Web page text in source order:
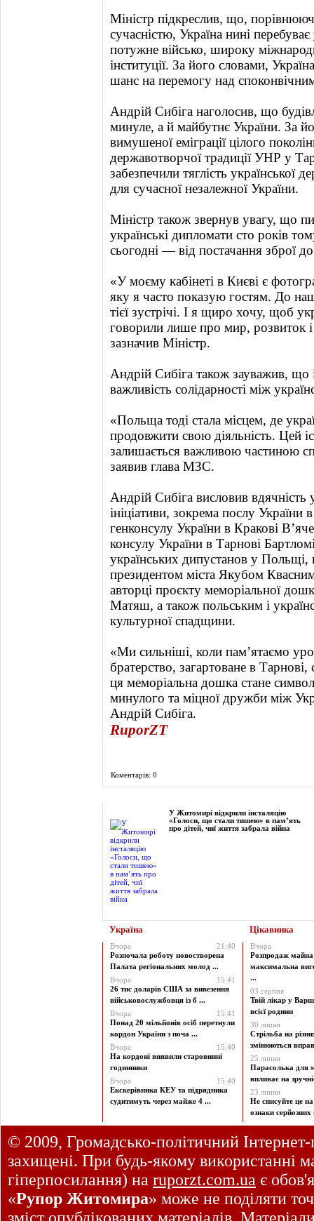
Міністр підкреслив, що,
сучасністю, Україна нині
потужне військо, широку
інституції. За його словами,
шанс на перемогу над
Андрій Сибіга наголосив, що
минуле, а й майбутнє України. За
вимушеної еміграції цілого
державотворчої традиції УНР у
забезпечили тяглість української
для сучасної незалежної України.
Міністр також звернув увагу, що
українські дипломати сто років
сьогодні — від постачання зброї
«У моєму кабінеті в Києві є
яку я часто показую гостям. До
тієї зустрічі. І я щиро хочу, щоб
говорили лише про мир, розвиток
зазначив Міністр.
Андрій Сибіга також зауважив, що
важливість солідарності між
«Польща тоді стала місцем, де
продовжити свою діяльність. Цей
залишається важливою частиною
заявив глава МЗС.
Андрій Сибіга висловив вдячність
ініціативи, зокрема послу
генконсулу України в Кракові
консулу України в Тарнові
українських дипустанов у Польщі,
президентом міста Якубом
авторці проєкту меморіальної
Матяш, а також польським і
культурної спадщини.
«Ми сильніші, коли пам’ятаємо
братерство, загартоване в
ця меморіальна дошка стане
минулого та міцної дружби між
Андрій Сибіга.
RuporZT
Коментарів: 0
У Житомирі відкрили інсталяцію
«Голоси, що стали тишею» в пам’ять
про дітей, чиї життя забрала війна
Україна Цікавинка
Вчора
21:40
Розпочала роботу новостворена
Палата регіональних молод ...
Вчора
15:41
26 тис доларів США за вивезення
військовослужбовця із б ...
Вчора
15:41
Понад 20 мільйонів осіб перетнули
кордон України з поча ...
Вчора
15:40
На кордоні виявили старовинні
годинники
Вчора
15:40
Екскерівника КЕУ та підрядника
судитимуть через майже 4 ...
Вчора
Розпродаж майна
максимальна
...
03 серпня
Твій лікар у
всієї родини
30 липня
Стрільба на
змінюються
25 липня
Парасолька для
впливає на
23 липня
Не списуйте це
ознаки
© 2009, Громадсько-політичний
захищені. При будь-якому використанні
гіперпосилання) на ruporzt.com.ua є
«Рупор Житомира» може не поділяти